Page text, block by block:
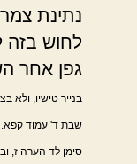
נתינת
לחוש בזה
גפן אחר
בנייר טישיו, ולא
שבת ד' עמוד קפא.
סימן לד הערה ז,